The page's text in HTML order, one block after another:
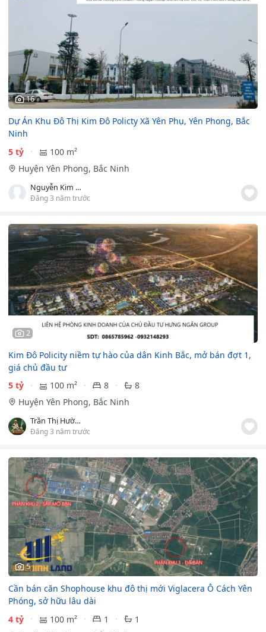
16
Dự Án Khu Đô Thị Kim Đô Policty Xã Yên Phụ, Yên Phong, Bắc
Ninh
5 tỷ
100 m²
Huyện Yên Phong, Bắc Ninh
Nguyễn Kim Dung
Đăng 3 năm trước
2
Kim Đô Policity niềm tự hào của dân Kinh Bắc, mở bán đợt 1,
giá chủ đầu tư
5 tỷ
100 m² 8
8
Huyện Yên Phong, Bắc Ninh
Trần Thị Hường
Đăng 3 năm trước
5
Cần bán căn Shophouse khu đô thị mới Viglacera Ô Cách Yên
Phóng, sở hữu lâu dài
4 tỷ
100 m² 1
1